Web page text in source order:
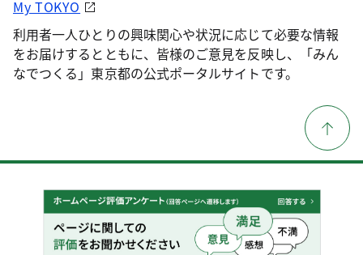
My TOKYO
利用者一人ひとりの興味関心や状況に応じて必要な情報
をお届けするとともに、皆様のご意見を反映し、「みん
なでつくる」東京都の公式ポータルサイトです。